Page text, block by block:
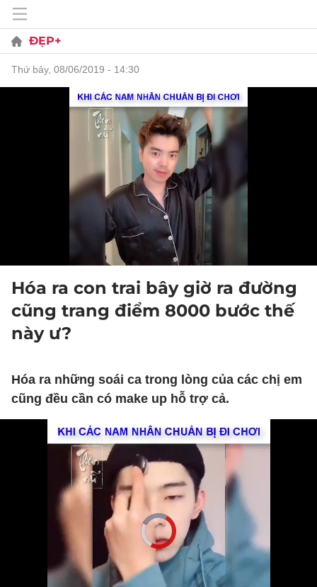
ĐẸP+
thứ bảy, 08/06/2019 - 14:30
Hóa ra con trai bây giờ ra đường
cũng trang điểm 8000 bước thế
này ư?
Hóa ra những soái ca trong lòng của các chị em
cũng đều cần có make up hỗ trợ cả.